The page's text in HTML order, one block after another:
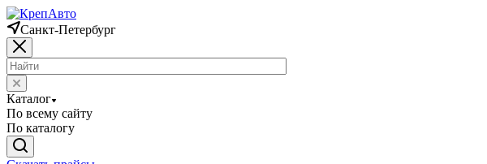
Санкт-Петербург
Каталог
По всему сайту
По каталогу